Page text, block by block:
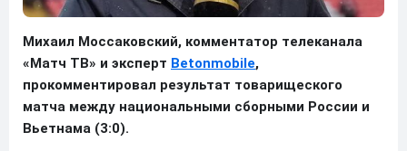
Михаил Моссаковский, комментатор телеканала
«Матч ТВ» и эксперт Betonmobile,
прокомментировал результат товарищеского
матча между национальными сборными России и
Вьетнама (3:0).